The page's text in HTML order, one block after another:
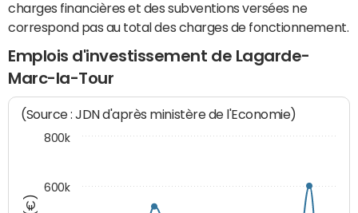
charges financières et des subventions versées ne
correspond pas au total des charges de fonctionnement.
Emplois d'investissement de Lagarde-
Marc-la-Tour
(Source : JDN d'après ministère de l'Economie)
600k
800k